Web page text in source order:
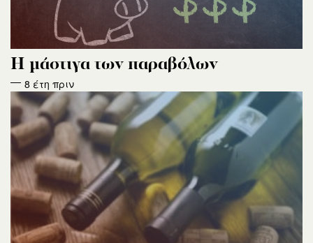
Η μάστιγα των παραβόλων
8 έτη πριν